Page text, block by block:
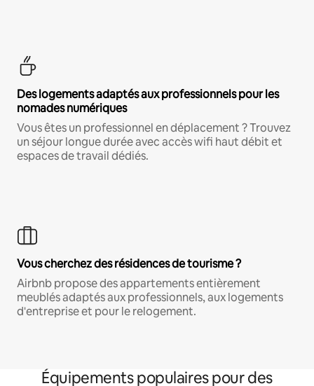
Des logements adaptés aux professionnels pour les
nomades numériques
Vous êtes un professionnel en déplacement ? Trouvez
un séjour longue durée avec accès wifi haut débit et
espaces de travail dédiés.
Vous cherchez des résidences de tourisme ?
Airbnb propose des appartements entièrement
meublés adaptés aux professionnels, aux logements
d'entreprise et pour le relogement.
Équipements populaires pour des